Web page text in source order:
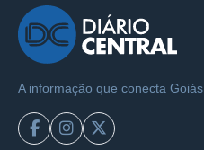
A informação que conecta Goiás